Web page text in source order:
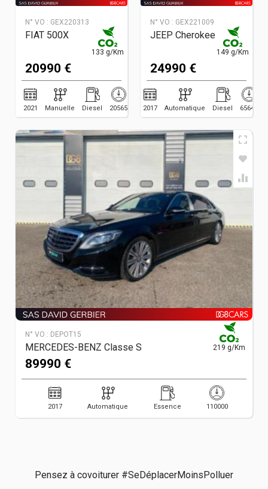
N° VO : GEX220313
FIAT 500X
133 g/Km
20990 €
2021 Manuelle Diesel 20565
N° VO : GEX221009
JEEP Cherokee
149 g/Km
24990 €
2017 Automatique Diesel 65649
N° VO : DEPOT15
MERCEDES-BENZ Classe S 219 g/Km
89990 €
2017 Automatique Essence 110000
Pensez à covoiturer #SeDéplacerMoinsPolluer